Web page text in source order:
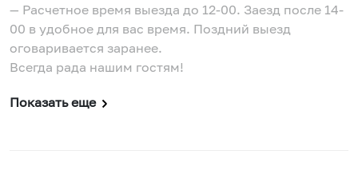
— Расчетное время выезда до 12-00. Заезд после 14-
00 в удобное для вас время. Поздний выезд
оговаривается заранее.
Всегда рада нашим гостям!
Показать еще